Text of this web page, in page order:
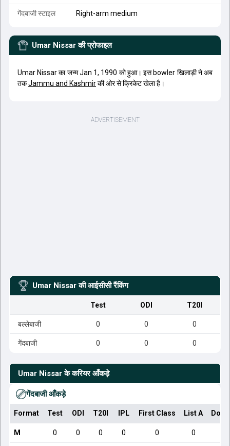
गेंदबाजी स्टाइल Right-arm medium
Umar Nissar की प्रोफाइल
Umar Nissar का जन्म Jan 1, 1990 को हुआ। इस bowler खिलाड़ी ने अब
तकJammu and Kashmirकी ओर से क्रिकेट खेला है।
Umar Nissar की आईसीसी रैंकिंग
Test ODI T20I
बल्लेबाजी 0 0 0
गेंदबाजी 0 0 0
Umar Nissar के करियर आँकड़े
गेंदबाजी आँकड़े
Format Test ODI T20I IPL First Class List A
M 0 0 0 0 0 0